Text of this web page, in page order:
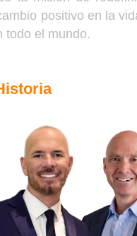
positivo en la
todo el mundo.